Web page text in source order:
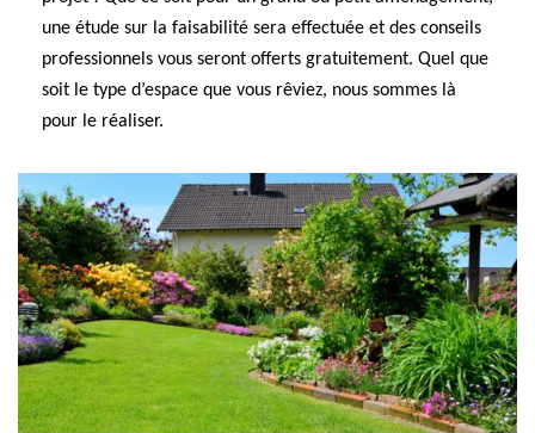
une étude sur la faisabilité sera effectuée et des conseils
professionnels vous seront offerts gratuitement. Quel que
soit le type d’espace que vous rêviez, nous sommes là
pour le réaliser.